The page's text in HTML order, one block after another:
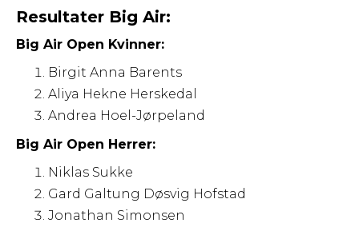
Resultater Big Air:
Big Air Open Kvinner:
Birgit Anna Barents
Aliya Hekne Herskedal
Andrea Hoel-Jørpeland
Big Air Open Herrer:
Niklas Sukke
Gard Galtung Døsvig Hofstad
Jonathan Simonsen